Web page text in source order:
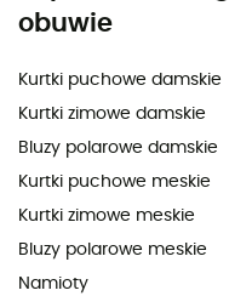
obuwie
Kurtki puchowe damskie
Kurtki zimowe damskie
Bluzy polarowe damskie
Kurtki puchowe meskie
Kurtki zimowe meskie
Bluzy polarowe meskie
Namioty